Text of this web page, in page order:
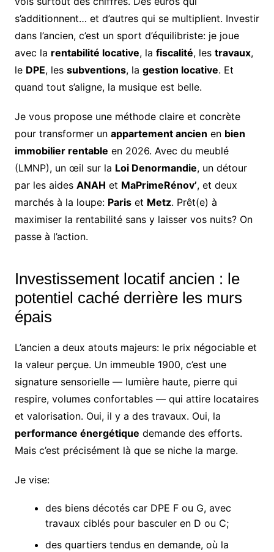
s’additionnent… et d’autres qui se multiplient. Investir
dans l’ancien, c’est un sport d’équilibriste: je joue
avec la rentabilité locative, la fiscalité, les travaux,
le DPE, les subventions, la gestion locative. Et
quand tout s’aligne, la musique est belle.
Je vous propose une méthode claire et concrète
pour transformer un appartement ancien en bien
immobilier rentable en 2026. Avec du meublé
(LMNP), un œil sur la Loi Denormandie, un détour
par les aides ANAH et MaPrimeRénov’, et deux
marchés à la loupe: Pariset Metz. Prêt(e) à
maximiser la rentabilité sans y laisser vos nuits? On
passe à l’action.
Investissement locatif ancien : le
potentiel caché derrière les murs
épais
L’ancien a deux atouts majeurs: le prix négociable et
la valeur perçue. Un immeuble 1900, c’est une
signature sensorielle — lumière haute, pierre qui
respire, volumes confortables — qui attire locataires
et valorisation. Oui, il y a des travaux. Oui, la
performance énergétique demande des efforts.
Mais c’est précisément là que se niche la marge.
Je vise:
des biens décotés car DPE F ou G, avec
travaux ciblés pour basculer en D ou C;
des quartiers tendus en demande, où la